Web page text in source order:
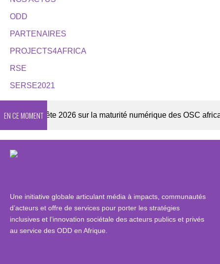
ODD
PARTENAIRES
PROJECTS4AFRICA
RSE
SERSE2021
EN CE MOMENT
Enquête 2026 sur la maturité numérique des OSC africaines
Une initiative globale articulant média à impacts, communautés
d’acteurs et offre de services pour porter les stratégies
inclusives et l’innovation sociétale des acteurs publics et privés
au service des ODD en Afrique.